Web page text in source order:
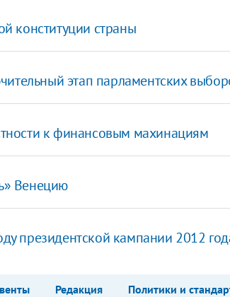
конституции страны
этап парламентских
к финансовым махинациям
Венецию
президентской кампании 2012
Редакция Политики и